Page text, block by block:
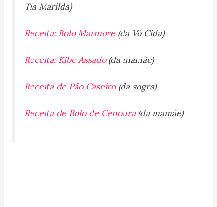
Tia Marilda)
Receita: Bolo Marmore(da Vó Cida)
Receita: Kibe Assado(da mamãe)
Receita de Pão Caseiro(da sogra)
Receita de Bolo de Cenoura(da mamãe)